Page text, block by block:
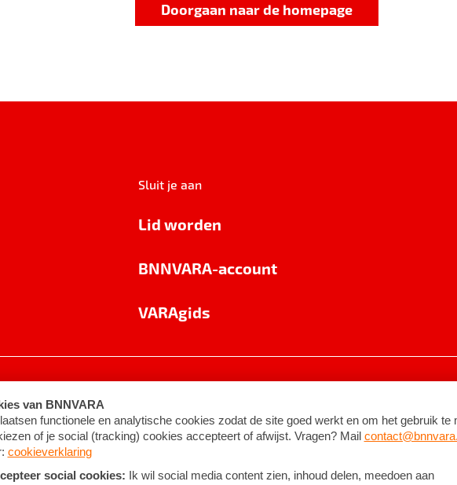
Doorgaan naar de homepage
Sluit je aan
Lid worden
BNNVARA-account
VARAgids
Algemene voorwaarden ©2026BNNVARA